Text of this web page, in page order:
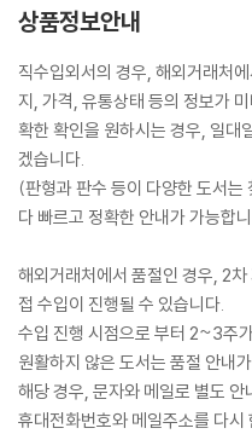
상품정보안내
직수입외서의 경우, 해외거래처
지, 가격, 유통상태 등의 정보가
확한 확인을 원하시는 경우, 일대
겠습니다.
(판형과 판수 등이 다양한 도서
다 빠르고 정확한 안내가 가능합
해외거래처에서 품절인 경우, 2
접 수입이 진행될 수 있습니다.
수입 진행 시점으로 부터 2~3주
원활하지 않은 도서는 품절 안내
해당 경우, 문자와 메일로 별도
휴대전화번호와 메일주소를 다시